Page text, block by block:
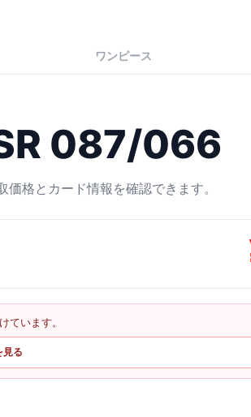
ワンピース
087/066
格とカード情報を確認できます。
ています。
見る